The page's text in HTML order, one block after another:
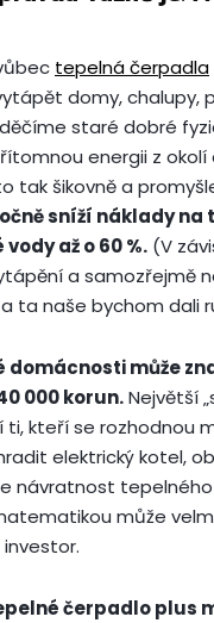
tepelná čerpadla
domy, chalupy,
staré dobré
energii z
tak šikovně a
sníží náklady na
až o 60 %. (V
a samozřejmě
ta naše bychom dali
domácnosti může
000 korun.Největší
ti, kteří se rozhodnou
elektrický kotel,
návratnost
může
čerpadlo plus